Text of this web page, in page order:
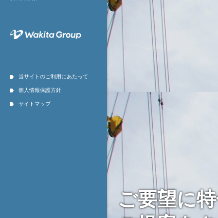
当サイトのご利用にあたって
個人情報保護方針
サイトマップ
ご要望に